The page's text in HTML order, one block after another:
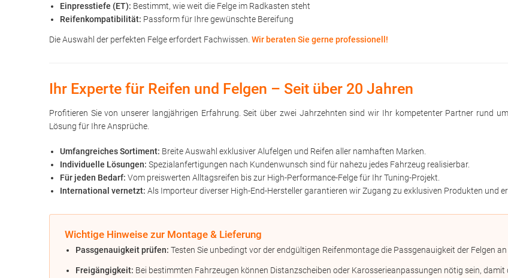
Einpresstiefe (ET): Bestimmt, wie weit die Felge im Radkasten steht
Reifenkompatibilität: Passform für Ihre gewünschte Bereifung
Die Auswahl der perfekten Felge erfordert Fachwissen. Wir beraten Sie gerne professionell!
Ihr Experte für Reifen und Felgen – Seit über 20 Jahren
Profitieren Sie von unserer langjährigen Erfahrung. Seit über zwei Jahrzehnten sind wir Ihr kompetenter Partner rund
Lösung für Ihre Ansprüche.
Umfangreiches Sortiment: Breite Auswahl exklusiver Alufelgen und Reifen aller namhaften Marken.
Individuelle Lösungen: Spezialanfertigungen nach Kundenwunsch sind für nahezu jedes Fahrzeug realisierbar.
Für jeden Bedarf: Vom preiswerten Alltagsreifen bis zur High-Performance-Felge für Ihr Tuning-Projekt.
International vernetzt: Als Importeur diverser High-End-Hersteller garantieren wir Zugang zu exklusiven Produkten und
Wichtige Hinweise zur Montage & Lieferung
Passgenauigkeit prüfen: Testen Sie unbedingt vor der endgültigen Reifenmontage die Passgenauigkeit der Felgen
Freigängigkeit: Bei bestimmten Fahrzeugen können Distanzscheiben oder Karosserieanpassungen nötig sein,